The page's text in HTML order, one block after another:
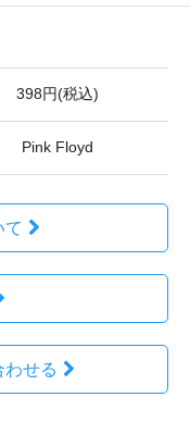
398円(税込)
Pink Floyd
て
わせる